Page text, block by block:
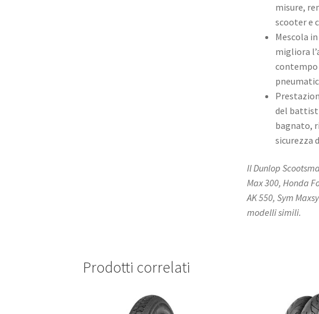
misure,
scooter e
Mescola
migliora
contempo
del
bagnato,
sicurezza
Il Dunlop
Max 300, Honda
AK 550, Sym
modelli simili.
Prodotti correlati